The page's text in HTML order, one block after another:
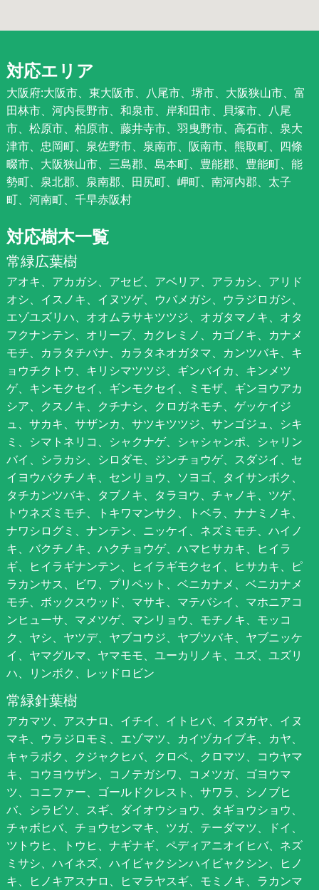
対応エリア
大阪府:大阪市、東大阪市、八尾市、堺市、大阪狭山市、富
田林市、河内長野市、和泉市、岸和田市、貝塚市、八尾
市、松原市、柏原市、藤井寺市、羽曳野市、高石市、泉大
津市、忠岡町、泉佐野市、泉南市、阪南市、熊取町、四條
畷市、大阪狭山市、三島郡、島本町、豊能郡、豊能町、能
勢町、泉北郡、泉南郡、田尻町、岬町、南河内郡、太子
町、河南町、千早赤阪村
対応樹木一覧
常緑広葉樹
アオキ、アカガシ、アセビ、アベリア、アラカシ、アリド
オシ、イスノキ、イヌツゲ、ウバメガシ、ウラジロガシ、
エゾユズリハ、オオムラサキツツジ、オガタマノキ、オタ
フクナンテン、オリーブ、カクレミノ、カゴノキ、カナメ
モチ、カラタチバナ、カラタネオガタマ、カンツバキ、キ
ョウチクトウ、キリシマツツジ、ギンバイカ、キンメツ
ゲ、キンモクセイ、ギンモクセイ、ミモザ、ギンヨウアカ
シア、クスノキ、クチナシ、クロガネモチ、ゲッケイジ
ュ、サカキ、サザンカ、サツキツツジ、サンゴジュ、シキ
ミ、シマトネリコ、シャクナゲ、シャシャンポ、シャリン
バイ、シラカシ、シロダモ、ジンチョウゲ、スダジイ、セ
イヨウバクチノキ、センリョウ、ソヨゴ、タイサンボク、
タチカンツバキ、タブノキ、タラヨウ、チャノキ、ツゲ、
トウネズミモチ、トキワマンサク、トベラ、ナナミノキ、
ナワシログミ、ナンテン、ニッケイ、ネズミモチ、ハイノ
キ、バクチノキ、ハクチョウゲ、ハマヒサカキ、ヒイラ
ギ、ヒイラギナンテン、ヒイラギモクセイ、ヒサカキ、ピ
ラカンサス、ビワ、プリペット、ベニカナメ、ベニカナメ
モチ、ボックスウッド、マサキ、マテバシイ、マホニアコ
ンヒューサ、マメツゲ、マンリョウ、モチノキ、モッコ
ク、ヤシ、ヤツデ、ヤブコウジ、ヤブツバキ、ヤブニッケ
イ、ヤマグルマ、ヤマモモ、ユーカリノキ、ユズ、ユズリ
ハ、リンボク、レッドロビン
常緑針葉樹
アカマツ、アスナロ、イチイ、イトヒバ、イヌガヤ、イヌ
マキ、ウラジロモミ、エゾマツ、カイヅカイブキ、カヤ、
キャラボク、クジャクヒバ、クロベ、クロマツ、コウヤマ
キ、コウヨウザン、コノテガシワ、コメツガ、ゴヨウマ
ツ、コニファー、ゴールドクレスト、サワラ、シノブヒ
バ、シラビソ、スギ、ダイオウショウ、タギョウショウ、
チャボヒバ、チョウセンマキ、ツガ、テーダマツ、ドイ、
ツトウヒ、トウヒ、ナギナギ、ペディアニオイヒバ、ネズ
ミサシ、ハイネズ、ハイビャクシンハイビャクシン、ヒノ
キ、ヒノキアスナロ、ヒマラヤスギ、モミノキ、ラカンマ